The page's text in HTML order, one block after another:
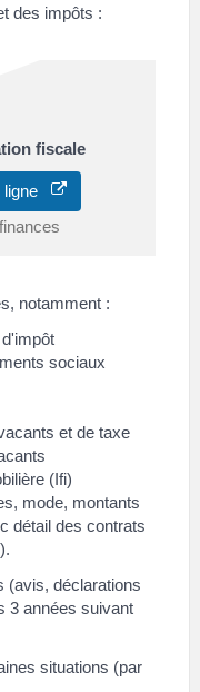
des impôts :
fiscale
ligne
notamment :
sociaux
et de taxe
(Ifi)
mode, montants
détail des contrats
(avis, déclarations
3 années suivant
situations (par